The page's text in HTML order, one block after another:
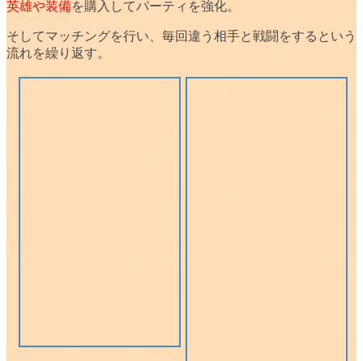
英雄や装備を購入してパーティを強化。
そしてマッチングを行い、 毎回違う相手と戦闘 をするという
流れを繰り返す。